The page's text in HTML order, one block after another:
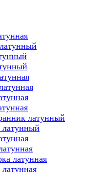
латунный
латунный
латунная